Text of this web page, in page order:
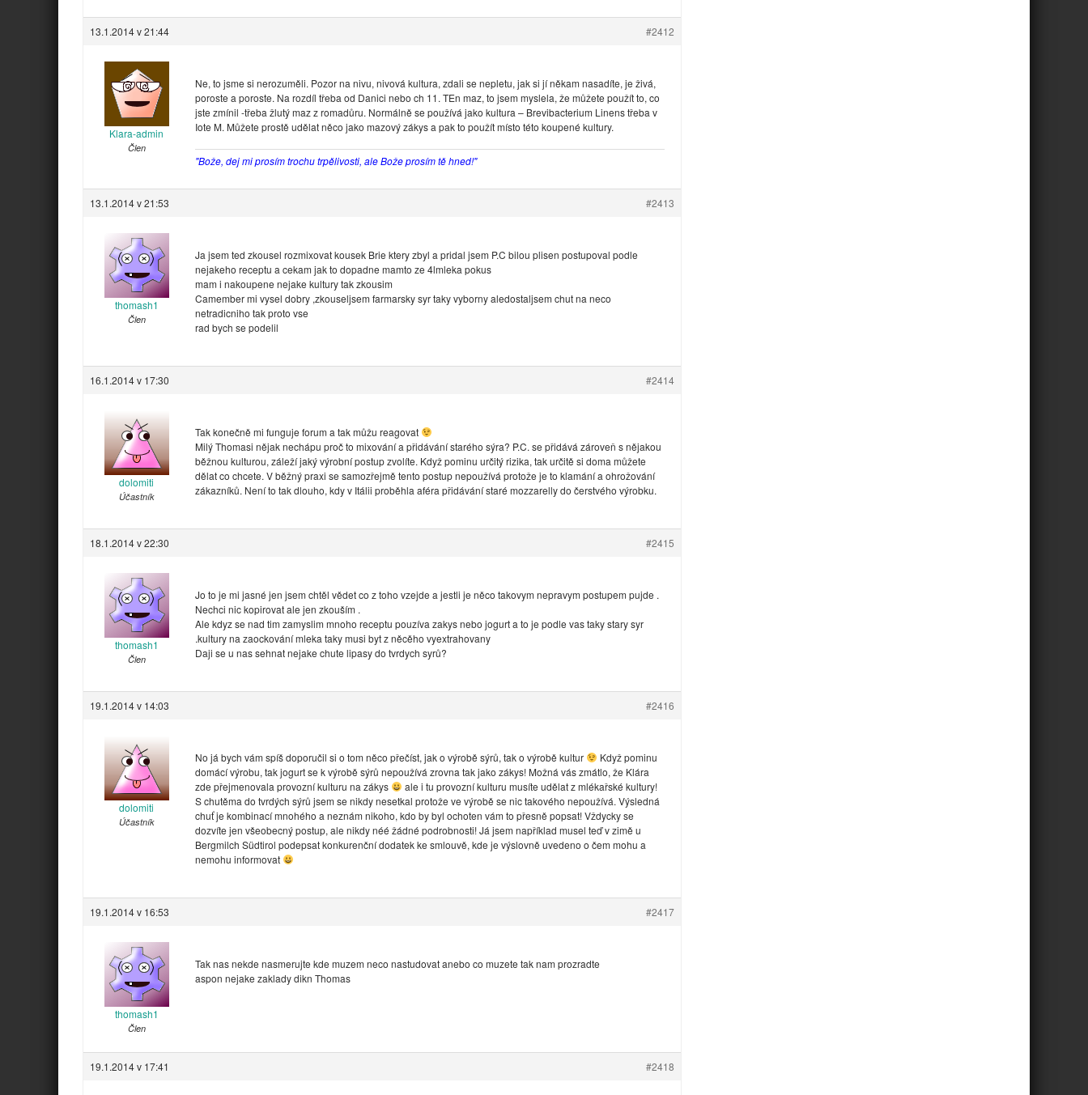
13.1.2014 v 21:44 #2412
Klara-admin
Člen
Ne, to jsme si nerozuměli. Pozor na nivu, nivová kultura, zdali se nepletu, jak si jí někam nasadíte, je živá,
poroste a poroste. Na rozdíl třeba od Danici nebo ch 11. TEn maz, to jsem myslela, že můžete použít to, co
jste zmínil -třeba žlutý maz z romadůru. Normálně se používá jako kultura – Brevibacterium Linens třeba v
Iote M. Můžete prostě udělat něco jako mazový zákys a pak to použít místo této koupené kultury.
"Bože, dej mi prosím trochu trpělivosti, ale Bože prosím tě hned!"
13.1.2014 v 21:53 #2413
thomash1
Člen
Ja jsem ted zkousel rozmixovat kousek Brie ktery zbyl a pridal jsem P.C bilou plisen postupoval podle
nejakeho receptu a cekam jak to dopadne mamto ze 4lmleka pokus
mam i nakoupene nejake kultury tak zkousim
Camember mi vysel dobry ,zkouseljsem farmarsky syr taky vyborny aledostaljsem chut na neco
netradicniho tak proto vse
rad bych se podelil
16.1.2014 v 17:30 #2414
dolomiti
Účastník
Tak konečně mi funguje forum a tak můžu reagovat
Milý Thomasi nějak nechápu proč to mixování a přidávání starého sýra? P.C. se přidává zároveň s nějakou
běžnou kulturou, záleží jaký výrobní postup zvolíte. Když pominu určitý rizika, tak určitě si doma můžete
dělat co chcete. V běžný praxi se samozřejmě tento postup nepoužívá protože je to klamání a ohrožování
zákazníků. Není to tak dlouho, kdy v Itálii proběhla aféra přidávání staré mozzarelly do čerstvého výrobku.
18.1.2014 v 22:30 #2415
thomash1
Člen
Jo to je mi jasné jen jsem chtěl vědet co z toho vzejde a jestli je něco takovym nepravym postupem pujde .
Nechci nic kopirovat ale jen zkouším .
Ale kdyz se nad tim zamyslim mnoho receptu pouzíva zakys nebo jogurt a to je podle vas taky stary syr
.kultury na zaockování mleka taky musi byt z něcěho vyextrahovany
Daji se u nas sehnat nejake chute lipasy do tvrdych syrů?
19.1.2014 v 14:03 #2416
dolomiti
Účastník
No já bych vám spíš doporučil si o tom něco přečíst, jak o výrobě sýrů, tak o výrobě kultur
Když pominu
domácí výrobu, tak jogurt se k výrobě sýrů nepoužívá zrovna tak jako zákys! Možná vás zmátlo, že Klára
zde přejmenovala provozní kulturu na zákys
ale i tu provozní kulturu musíte udělat z mlékařské kultury!
S chutěma do tvrdých sýrů jsem se nikdy nesetkal protože ve výrobě se nic takového nepoužívá. Výsledná
chuť je kombinací mnohého a neznám nikoho, kdo by byl ochoten vám to přesně popsat! Vždycky se
dozvíte jen všeobecný postup, ale nikdy néé žádné podrobnosti! Já jsem například musel teď v zimě u
Bergmilch Südtirol podepsat konkurenční dodatek ke smlouvě, kde je výslovně uvedeno o čem mohu a
nemohu informovat
19.1.2014 v 16:53 #2417
thomash1
Člen
Tak nas nekde nasmerujte kde muzem neco nastudovat anebo co muzete tak nam prozradte
aspon nejake zaklady dikn Thomas
19.1.2014 v 17:41 #2418